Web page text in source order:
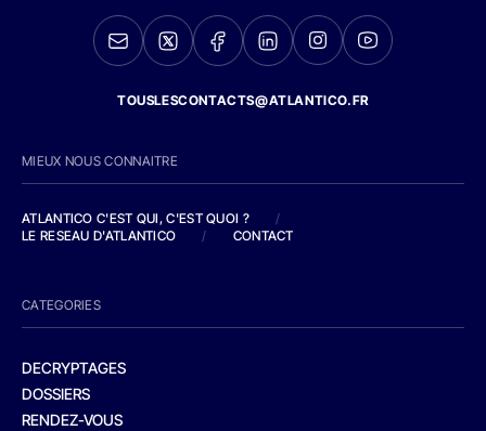
TOUSLESCONTACTS@ATLANTICO.FR
MIEUX NOUS CONNAITRE
ATLANTICO C'EST QUI, C'EST QUOI ?
/
LE RESEAU D'ATLANTICO
/ CONTACT
CATEGORIES
DECRYPTAGES
DOSSIERS
RENDEZ-VOUS